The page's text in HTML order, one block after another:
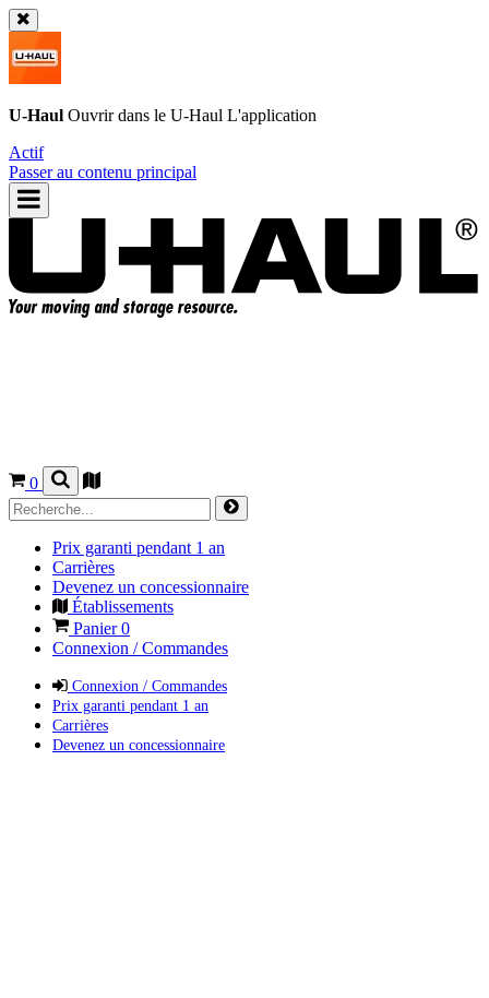
U-Haul Ouvrir dans le U-Haul L'application
Actif
Passer au contenu principal
0
Prix garanti pendant 1 an
Carrières
Devenez un concessionnaire
Établissements
Panier0
Connexion / Commandes
Connexion / Commandes
Prix garanti pendant 1 an
Carrières
Devenez un concessionnaire